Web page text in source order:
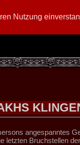
Nutzung
angespanntes
letzten Bruchstellen